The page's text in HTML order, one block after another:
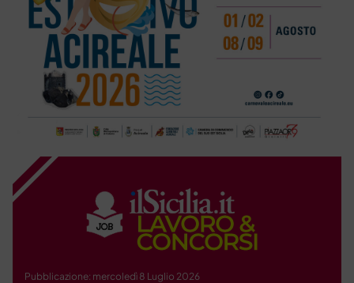
Pubblicazione: mercoledì 8 Luglio 2026